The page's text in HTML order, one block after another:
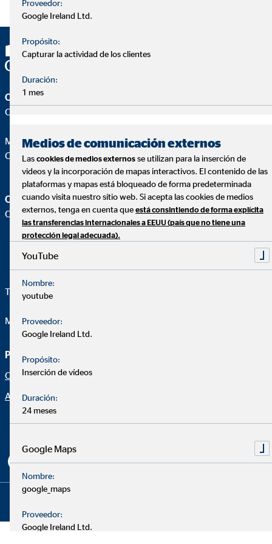
OVB Allfinanz España S.A.
Oficina |
Miguel Ochoa Belloso
Coordinador de Zona para OVB
OVB Allfinanz España S.A.
Oficina |
Telefon: +34 608 722 801
Mail:miguel.ochoa@ovb.es
Página de asesoramiento
Oportunidad profesional
Aviso legal
Copyright © 2026 by OVB Allfinanz España S.A. | All Rights
Proveedor:
Google Ireland Ltd.
Propósito:
Capturar la actividad de los clientes
Duración:
1 mes
Medios de comunicación externos
Las cookies de medios externos se utilizan para la inserción de
videos y la incorporación de mapas interactivos. El contenido de las
plataformas y mapas está bloqueado de forma predeterminada
cuando visita nuestro sitio web. Si acepta las cookies de medios
externos, tenga en cuenta que está consintiendo de forma explícita
las transferencias internacionales a EEUU (país que no tiene una
protección legal adecuada).
YouTube
Nombre:
youtube
Proveedor:
Google Ireland Ltd.
Propósito:
Inserción de vídeos
Duración:
24 meses
Google Maps
Nombre:
google_maps
Proveedor:
Google Ireland Ltd.